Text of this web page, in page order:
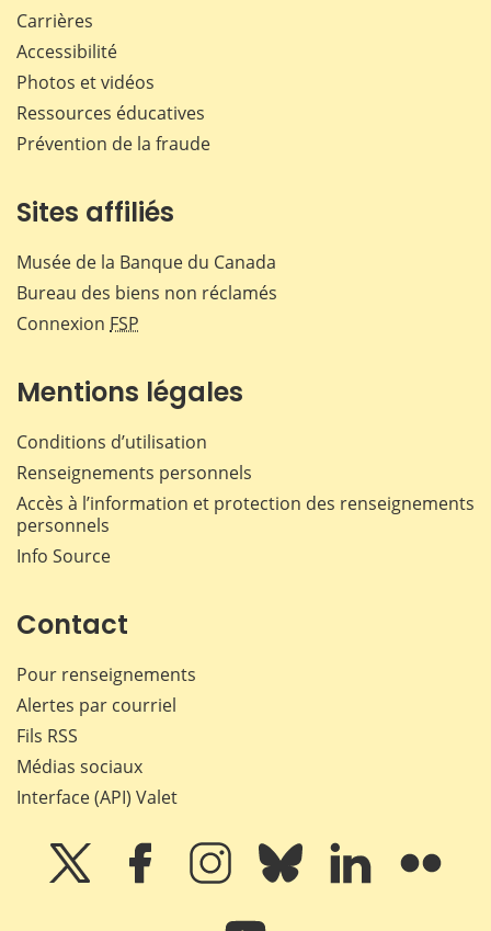
Carrières
Accessibilité
Photos et vidéos
Ressources éducatives
Prévention de la fraude
Sites affiliés
Musée de la Banque du Canada
Bureau des biens non réclamés
Connexion FSP
Mentions légales
Conditions d’utilisation
Renseignements personnels
Accès à l’information et protection des renseignements
personnels
Info Source
Contact
Pour renseignements
Alertes par courriel
Fils RSS
Médias sociaux
Interface (API) Valet